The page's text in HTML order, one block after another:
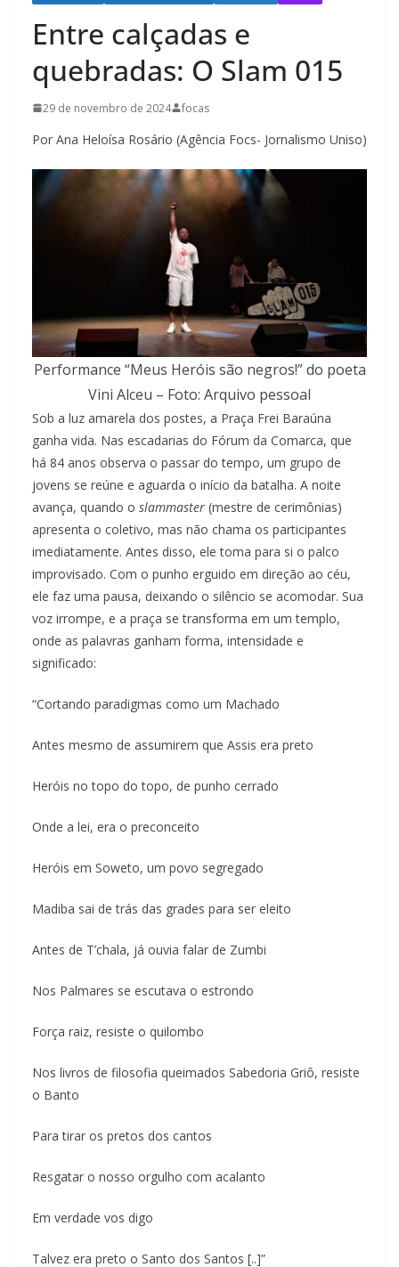
Entre calçadas e
quebradas: O Slam 015
29 de novembro de 2024 focas
Por Ana Heloísa Rosário (Agência Focs- Jornalismo Uniso)
Performance “Meus Heróis são negros!” do poeta
Vini Alceu – Foto: Arquivo pessoal
Sob a luz amarela dos postes, a Praça Frei Baraúna
ganha vida. Nas escadarias do Fórum da Comarca, que
há 84 anos observa o passar do tempo, um grupo de
jovens se reúne e aguarda o início da batalha. A noite
avança, quando o slammaster (mestre de cerimônias)
apresenta o coletivo, mas não chama os participantes
imediatamente. Antes disso, ele toma para si o palco
improvisado. Com o punho erguido em direção ao céu,
ele faz uma pausa, deixando o silêncio se acomodar. Sua
voz irrompe, e a praça se transforma em um templo,
onde as palavras ganham forma, intensidade e
significado:
“Cortando paradigmas como um Machado
Antes mesmo de assumirem que Assis era preto
Heróis no topo do topo, de punho cerrado
Onde a lei, era o preconceito
Heróis em Soweto, um povo segregado
Madiba sai de trás das grades para ser eleito
Antes de T’chala, já ouvia falar de Zumbi
Nos Palmares se escutava o estrondo
Força raiz, resiste o quilombo
Nos livros de filosofia queimados Sabedoria Griô, resiste
o Banto
Para tirar os pretos dos cantos
Resgatar o nosso orgulho com acalanto
Em verdade vos digo
Talvez era preto o Santo dos Santos [..]”